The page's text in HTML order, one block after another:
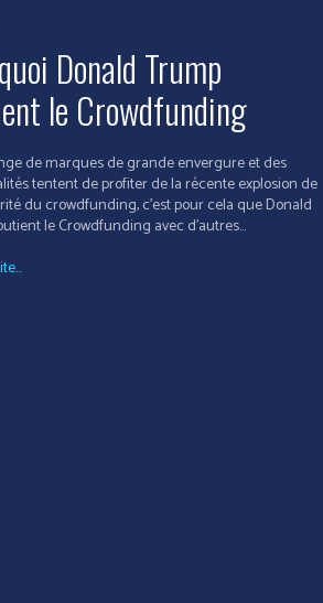
Donald Trump
le Crowdfunding
de marques de grande envergure et des
tentent de profiter de la récente explosion de
du crowdfunding, c'est pour cela que Donald
le Crowdfunding avec d'autres...